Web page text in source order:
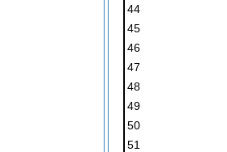
44
45
46
47
48
49
50
51